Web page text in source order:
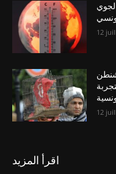
12
12
اقرأ المزيد